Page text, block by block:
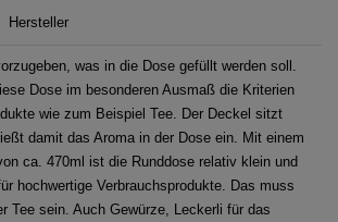
Hersteller
was in die Dose gefüllt werden soll.
Dose im besonderen Ausmaß die Kriterien
wie zum Beispiel Tee. Der Deckel sitzt
damit das Aroma in der Dose ein. Mit einem
ca. 470ml ist die Runddose relativ klein und
hochwertige Verbrauchsprodukte. Das muss
Tee sein. Auch Gewürze, Leckerli für das